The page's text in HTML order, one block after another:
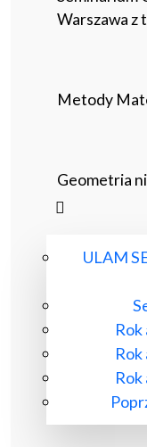
Warszawa z
Metody
Geometria
ULAM